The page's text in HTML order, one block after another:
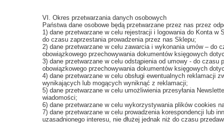
VI. Okres przetwarzania danych osobowych
Państwa dane osobowe będą przetwarzane przez nas przez
1) dane przetwarzane w celu rejestracji i logowania do Konta
do czasu zaprzestania prowadzenia przez nas Sklepu;
2) dane przetwarzane w celu zawarcia i wykonania umów – do
obowiązkowego przechowywania dokumentów księgowych
3) dane przetwarzane w celu odstąpienia od umowy - do
obowiązkowego przechowywania dokumentów księgowych
4) dane przetwarzane w celu obsługi ewentualnych reklamacji
wynikających lub mogących wyniknąć z reklamacji;
5) dane przetwarzane w celu umożliwienia przesyłania
wiadomości;
6) dane przetwarzane w celu wykorzystywania plików cookies
7) dane przetwarzane w celu prowadzenia korespondencji lub
uzasadnionego interesu, nie dłużej jednak niż do czasu